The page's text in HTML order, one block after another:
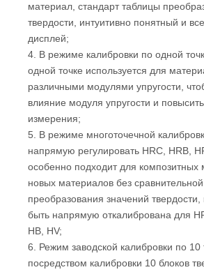
материал, стандарт таблицы
твердости, интуитивно понятный и
дисплей;
4. В режиме калибровки по одной
одной точке используется для
различными модулями упругости,
влияние модуля упругости и
измерения;
5. В режиме многоточечной
напрямую регулировать HRC, HRB,
особенно подходит для композитных
новых материалов без
преобразования значений
быть напрямую откалибрована для
HB, HV;
6. Режим заводской калибровки по 10
посредством калибровки 10 блоков